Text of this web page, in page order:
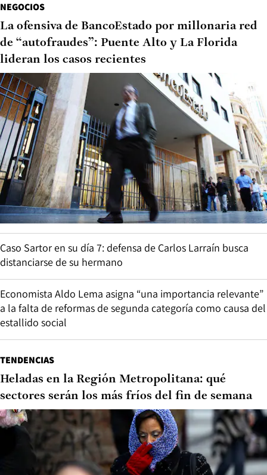
NEGOCIOS
La ofensiva de BancoEstado por millonaria red
de “autofraudes”: Puente Alto y La Florida
lideran los casos recientes
Caso Sartor en su día 7: defensa de Carlos Larraín busca
distanciarse de su hermano
Economista Aldo Lema asigna “una importancia relevante”
a la falta de reformas de segunda categoría como causa del
estallido social
TENDENCIAS
Heladas en la Región Metropolitana: qué
sectores serán los más fríos del fin de semana